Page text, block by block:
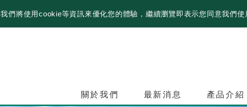
我們將使用cookie等資訊來優化您的體驗，繼續瀏覽即表示您同意我們
關於我們 最新消息 產品介紹